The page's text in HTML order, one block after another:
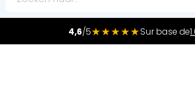
4,6/5★★★★★Sur base de